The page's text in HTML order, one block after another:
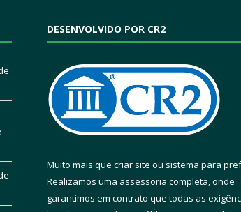
DESENVOLVIDO POR CR2
Muito mais que criar site ou sistema para
Realizamos uma assessoria completa, onde
garantimos em contrato que todas as